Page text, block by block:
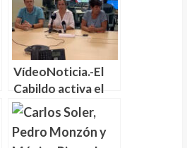
embarazada
VídeoNoticia.-El
Cabildo activa el
nivel 2 en el
Tenerife para